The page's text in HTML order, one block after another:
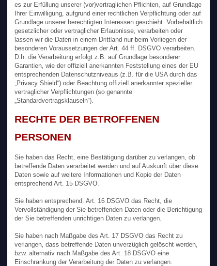
es zur Erfüllung unserer (vor)vertraglichen Pflichten, auf Grundlage
Ihrer Einwilligung, aufgrund einer rechtlichen Verpflichtung oder auf
Grundlage unserer berechtigten Interessen geschieht. Vorbehaltlich
gesetzlicher oder vertraglicher Erlaubnisse, verarbeiten oder
lassen wir die Daten in einem Drittland nur beim Vorliegen der
besonderen Voraussetzungen der Art. 44 ff. DSGVO verarbeiten.
D.h. die Verarbeitung erfolgt z.B. auf Grundlage besonderer
Garantien, wie der offiziell anerkannten Feststellung eines der EU
entsprechenden Datenschutzniveaus (z.B. für die USA durch das
„Privacy Shield“) oder Beachtung offiziell anerkannter spezieller
vertraglicher Verpflichtungen (so genannte
„Standardvertragsklauseln“).
RECHTE DER BETROFFENEN
PERSONEN
Sie haben das Recht, eine Bestätigung darüber zu verlangen, ob
betreffende Daten verarbeitet werden und auf Auskunft über diese
Daten sowie auf weitere Informationen und Kopie der Daten
entsprechend Art. 15 DSGVO.
Sie haben entsprechend. Art. 16 DSGVO das Recht, die
Vervollständigung der Sie betreffenden Daten oder die Berichtigung
der Sie betreffenden unrichtigen Daten zu verlangen.
Sie haben nach Maßgabe des Art. 17 DSGVO das Recht zu
verlangen, dass betreffende Daten unverzüglich gelöscht werden,
bzw. alternativ nach Maßgabe des Art. 18 DSGVO eine
Einschränkung der Verarbeitung der Daten zu verlangen.